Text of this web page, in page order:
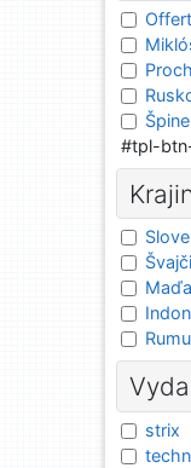
#tpl-
strix